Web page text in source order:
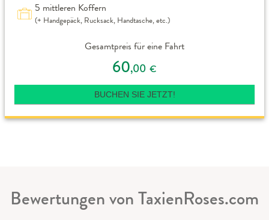
5 mittleren Koffern
(+ Handgepäck, Rucksack, Handtasche, etc.)
Gesamtpreis für eine Fahrt
60,00 €
BUCHEN SIE JETZT!
Bewertungen von TaxienRoses.com